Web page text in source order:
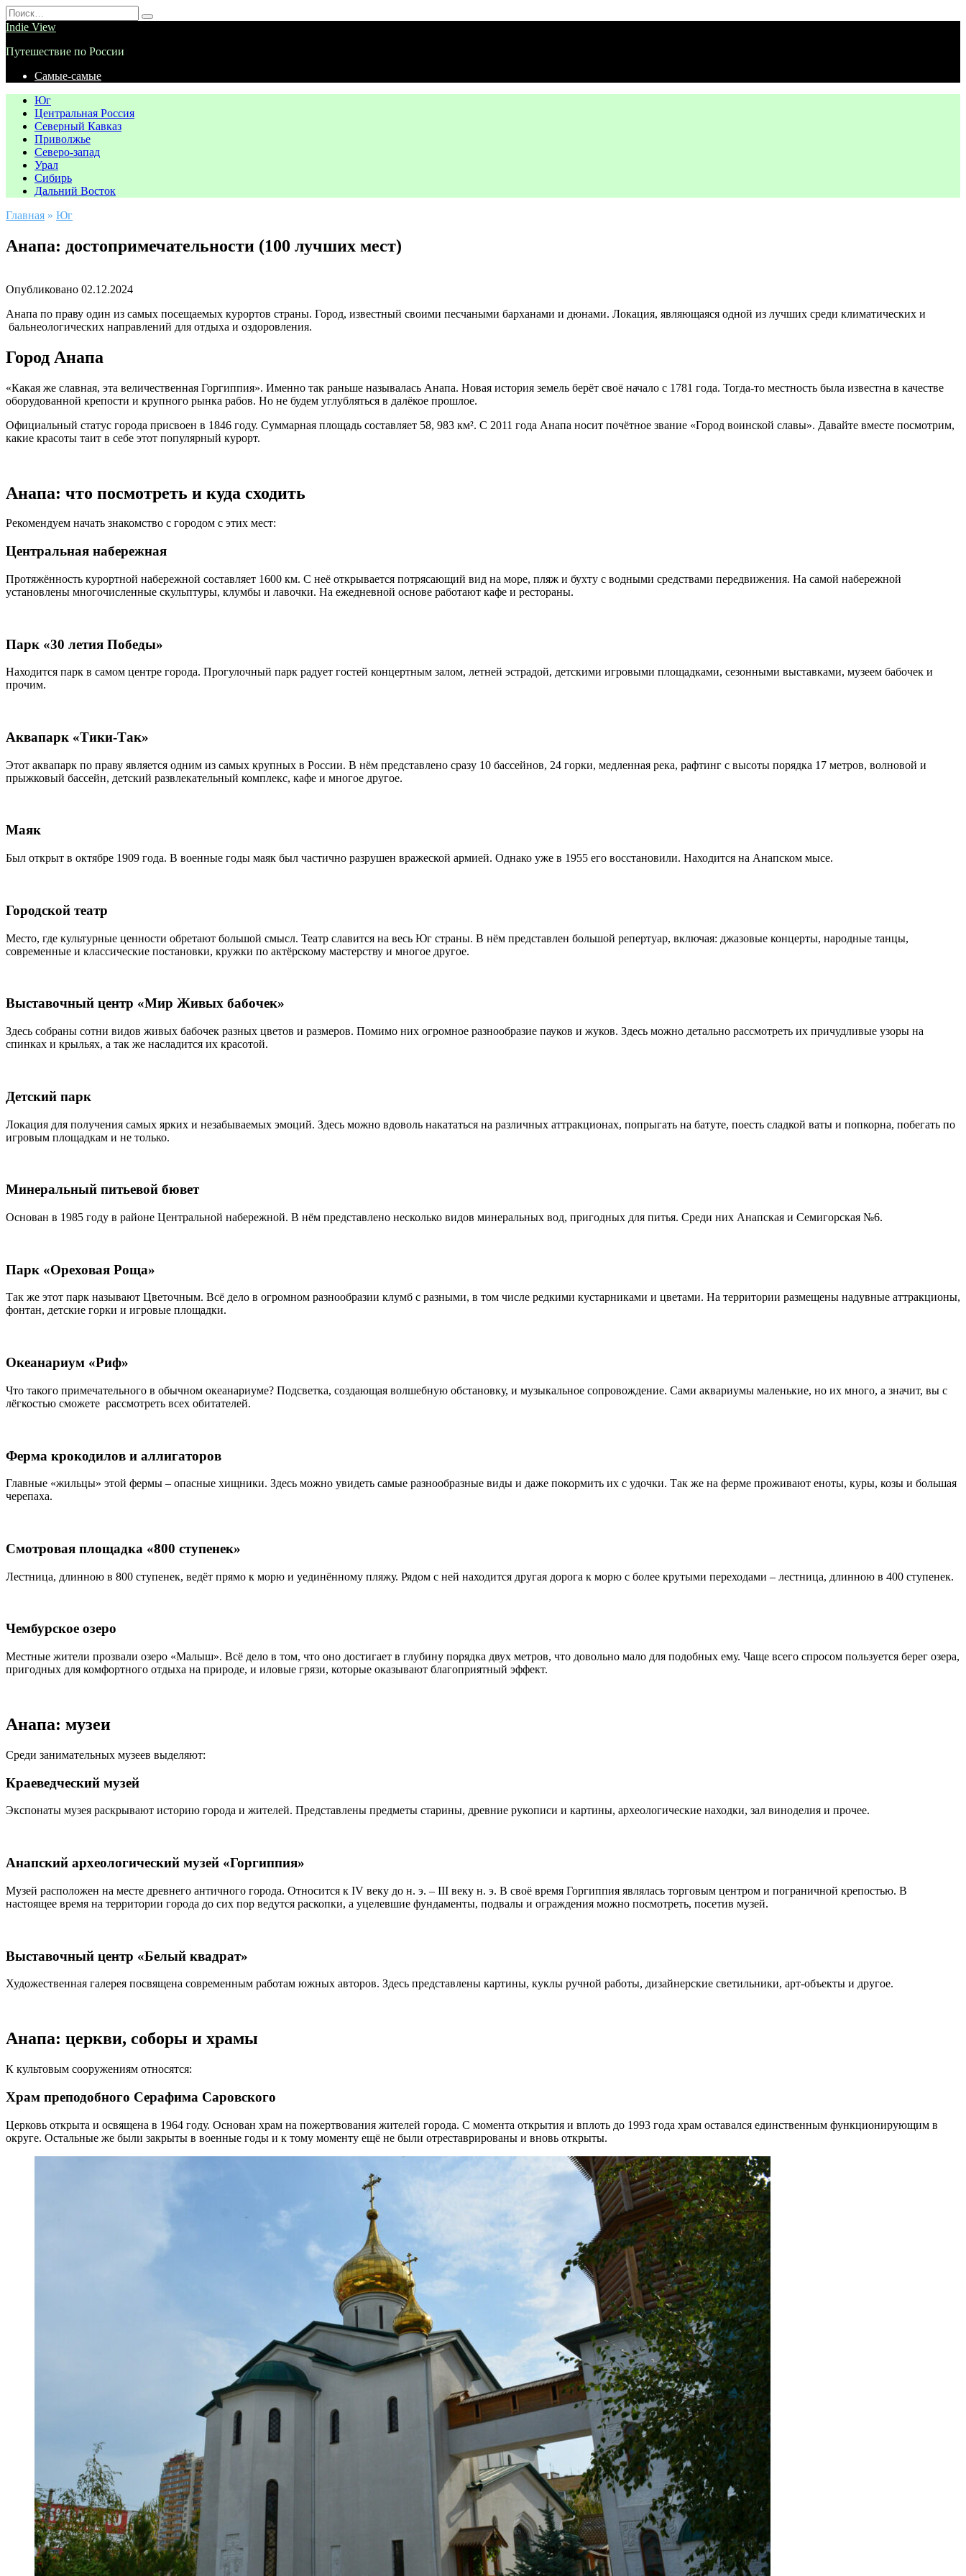
Перейти
к
Search
for:
Indie View
Путешествие по России
Самые-самые
Юг
Центральная Россия
Северный Кавказ
Приволжье
Северо-запад
Урал
Сибирь
Дальний Восток
Главная » Юг
Анапа: достопримечательности (100 лучших мест)
Опубликовано 02.12.2024
Анапа по праву один из самых посещаемых курортов страны. Город, известный своими песчаными барханами и дюнами. Локация, являющаяся одной из лучших среди климатических и
бальнеологических направлений для отдыха и оздоровления.
Город Анапа
«Какая же славная, эта величественная Горгиппия». Именно так раньше называлась Анапа. Новая история земель берёт своё начало с 1781 года. Тогда-то местность была известна в качестве
оборудованной крепости и крупного рынка рабов. Но не будем углубляться в далёкое прошлое.
Официальный статус города присвоен в 1846 году. Суммарная площадь составляет 58, 983 км². С 2011 года Анапа носит почётное звание «Город воинской славы». Давайте вместе посмотрим,
какие красоты таит в себе этот популярный курорт.
Анапа: что посмотреть и куда сходить
Рекомендуем начать знакомство с городом с этих мест:
Центральная набережная
Протяжённость курортной набережной составляет 1600 км. С неё открывается потрясающий вид на море, пляж и бухту с водными средствами передвижения. На самой набережной
установлены многочисленные скульптуры, клумбы и лавочки. На ежедневной основе работают кафе и рестораны.
Парк «30 летия Победы»
Находится парк в самом центре города. Прогулочный парк радует гостей концертным залом, летней эстрадой, детскими игровыми площадками, сезонными выставками, музеем бабочек и
прочим.
Аквапарк «Тики-Так»
Этот аквапарк по праву является одним из самых крупных в России. В нём представлено сразу 10 бассейнов, 24 горки, медленная река, рафтинг с высоты порядка 17 метров, волновой и
прыжковый бассейн, детский развлекательный комплекс, кафе и многое другое.
Маяк
Был открыт в октябре 1909 года. В военные годы маяк был частично разрушен вражеской армией. Однако уже в 1955 его восстановили. Находится на Анапском мысе.
Городской театр
Место, где культурные ценности обретают большой смысл. Театр славится на весь Юг страны. В нём представлен большой репертуар, включая: джазовые концерты, народные танцы,
современные и классические постановки, кружки по актёрскому мастерству и многое другое.
Выставочный центр «Мир Живых бабочек»
Здесь собраны сотни видов живых бабочек разных цветов и размеров. Помимо них огромное разнообразие пауков и жуков. Здесь можно детально рассмотреть их причудливые узоры на
спинках и крыльях, а так же насладится их красотой.
Детский парк
Локация для получения самых ярких и незабываемых эмоций. Здесь можно вдоволь накататься на различных аттракционах, попрыгать на батуте, поесть сладкой ваты и попкорна, побегать по
игровым площадкам и не только.
Минеральный питьевой бювет
Основан в 1985 году в районе Центральной набережной. В нём представлено несколько видов минеральных вод, пригодных для питья. Среди них Анапская и Семигорская №6.
Парк «Ореховая Роща»
Так же этот парк называют Цветочным. Всё дело в огромном разнообразии клумб с разными, в том числе редкими кустарниками и цветами. На территории размещены надувные аттракционы,
фонтан, детские горки и игровые площадки.
Океанариум «Риф»
Что такого примечательного в обычном океанариуме? Подсветка, создающая волшебную обстановку, и музыкальное сопровождение. Сами аквариумы маленькие, но их много, а значит, вы с
лёгкостью сможете рассмотреть всех обитателей.
Ферма крокодилов и аллигаторов
Главные «жильцы» этой фермы – опасные хищники. Здесь можно увидеть самые разнообразные виды и даже покормить их с удочки. Так же на ферме проживают еноты, куры, козы и большая
черепаха.
Смотровая площадка «800 ступенек»
Лестница, длинною в 800 ступенек, ведёт прямо к морю и уединённому пляжу. Рядом с ней находится другая дорога к морю с более крутыми переходами – лестница, длинною в 400 ступенек.
Чембурское озеро
Местные жители прозвали озеро «Малыш». Всё дело в том, что оно достигает в глубину порядка двух метров, что довольно мало для подобных ему. Чаще всего спросом пользуется берег озера,
пригодных для комфортного отдыха на природе, и иловые грязи, которые оказывают благоприятный эффект.
Анапа: музеи
Среди занимательных музеев выделяют:
Краеведческий музей
Экспонаты музея раскрывают историю города и жителей. Представлены предметы старины, древние рукописи и картины, археологические находки, зал виноделия и прочее.
Анапский археологический музей «Горгиппия»
Музей расположен на месте древнего античного города. Относится к IV веку до н. э. – III веку н. э. В своё время Горгиппия являлась торговым центром и пограничной крепостью. В
настоящее время на территории города до сих пор ведутся раскопки, а уцелевшие фундаменты, подвалы и ограждения можно посмотреть, посетив музей.
Выставочный центр «Белый квадрат»
Художественная галерея посвящена современным работам южных авторов. Здесь представлены картины, куклы ручной работы, дизайнерские светильники, арт-объекты и другое.
Анапа: церкви, соборы и храмы
К культовым сооружениям относятся:
Храм преподобного Серафима Саровского
Церковь открыта и освящена в 1964 году. Основан храм на пожертвования жителей города. С момента открытия и вплоть до 1993 года храм оставался единственным функционирующим в
округе. Остальные же были закрыты в военные годы и к тому моменту ещё не были отреставрированы и вновь открыты.